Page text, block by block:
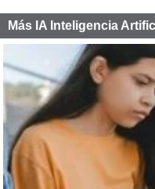
Más IA Inteligencia